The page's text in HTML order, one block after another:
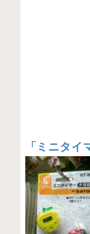
「 ミニタイ